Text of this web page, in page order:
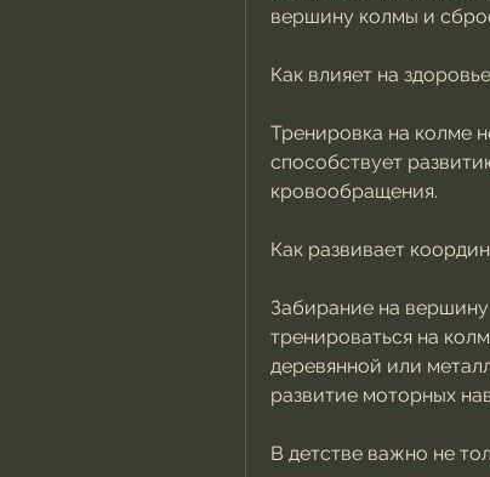
вершину колмы и
Как влияет на
Тренировка на колме
способствует
кровообращения.
Как развивает
Забирание на вершину
тренироваться на
деревянной или
развитие моторных
В детстве важно не